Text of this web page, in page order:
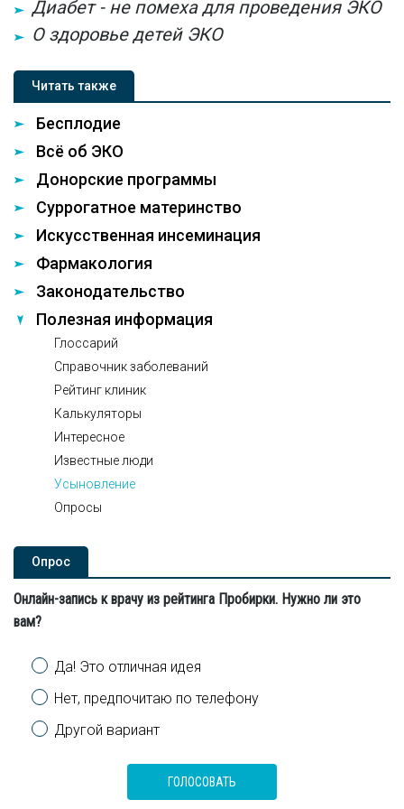
Диабет - не помеха для проведения ЭКО
О здоровье детей ЭКО
Читать также
Бесплодие
Всё об ЭКО
Донорские программы
Суррогатное материнство
Искусственная инсеминация
Фармакология
Законодательство
Полезная информация
Глоссарий
Справочник заболеваний
Рейтинг клиник
Калькуляторы
Интересное
Известные люди
Усыновление
Опросы
Опроc
Онлайн-запись к врачу из рейтинга Пробирки. Нужно ли это
вам?
Варианты
Да! Это отличная идея
Нет, предпочитаю по телефону
Другой вариант